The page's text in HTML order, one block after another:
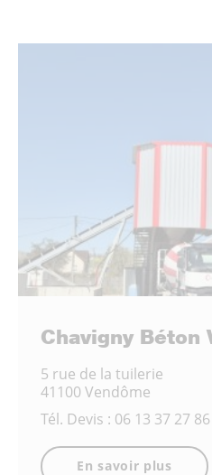
Chavigny Béton
5 rue de la tuilerie
41100 Vendôme
Tél. Devis : 06 13 37 27 86
En savoir plus